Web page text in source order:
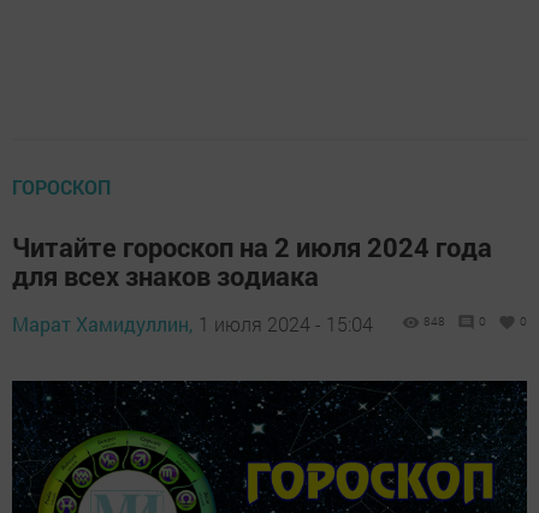
ГОРОСКОП
Читайте гороскоп на 2 июля 2024 года
для всех знаков зодиака
Марат Хамидуллин, 1 июля 2024 - 15:04 848 0 0